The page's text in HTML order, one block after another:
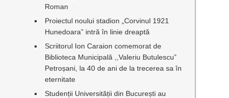
Roman
Proiectul noului stadion „Corvinul 1921
Hunedoara” intră în linie dreaptă
Scriitorul Ion Caraion comemorat de
Biblioteca Municipală ,,Valeriu Butulescu”
Petroșani, la 40 de ani de la trecerea sa în
eternitate
Studenții Universității din București au